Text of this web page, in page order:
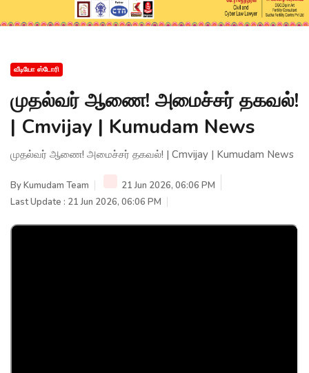
வீடியோ ஸ்டோரி
முதல்வர் ஆணை! அமைச்சர் தகவல்!
| Cmvijay | Kumudam News
முதல்வர் ஆணை! அமைச்சர் தகவல்! | Cmvijay | Kumudam News
ByKumudam Team
21 Jun 2026, 06:06 PM
Last Update : 21 Jun 2026, 06:06 PM